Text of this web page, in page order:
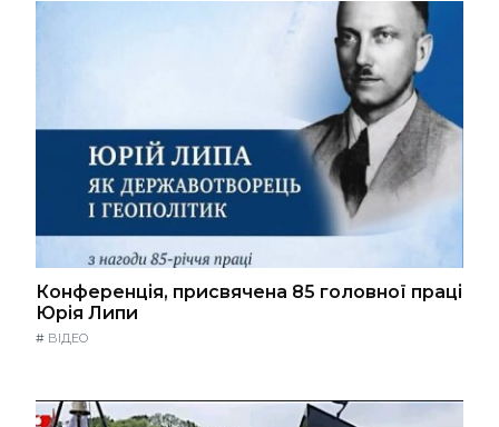
Конференція, присвячена 85 головної праці
Юрія Липи
# ВІДЕО